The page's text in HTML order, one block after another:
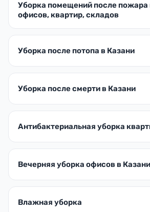
Уборка помещений после пожара
офисов, квартир, складов
Уборка после потопа в Казани
Уборка после смерти в Казани
Антибактериальная уборка
Вечерняя уборка офисов в Казани
Влажная уборка